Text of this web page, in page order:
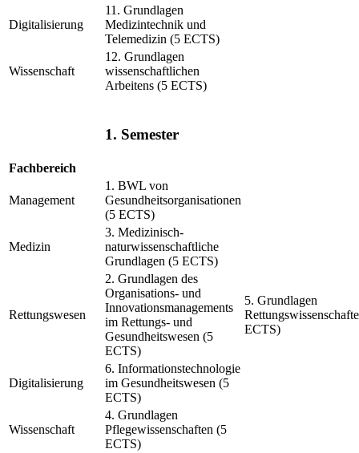
Digitalisierung
11. Grundlagen
Medizintechnik und
Telemedizin (5 ECTS)
Wissenschaft
12. Grundlagen
wissenschaftlichen
Arbeitens (5 ECTS)
1. Semester
Fachbereich
Management
1. BWL von
Gesundheitsorganisationen
(5 ECTS)
Medizin
3. Medizinisch-
naturwissenschaftliche
Grundlagen (5 ECTS)
Rettungswesen
2. Grundlagen des
Organisations- und
Innovationsmanagements
im Rettungs- und
Gesundheitswesen (5
ECTS)
5. Grundlagen
ECTS)
Digitalisierung
6. Informationstechnologie
im Gesundheitswesen (5
ECTS)
Wissenschaft
4. Grundlagen
Pflegewissenschaften (5
ECTS)